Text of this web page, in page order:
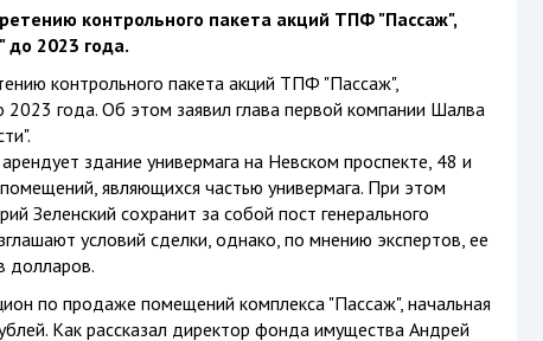
контрольного пакета акций ТПФ "Пассаж",
до 2023 года.
контрольного пакета акций ТПФ "Пассаж",
года. Об этом заявил глава первой компании Шалва
здание универмага на Невском проспекте, 48 и
являющихся частью универмага. При этом
Зеленский сохранит за собой пост генерального
условий сделки, однако, по мнению экспертов, ее
долларов.
по продаже помещений комплекса "Пассаж", начальная
Как рассказал директор фонда имущества Андрей